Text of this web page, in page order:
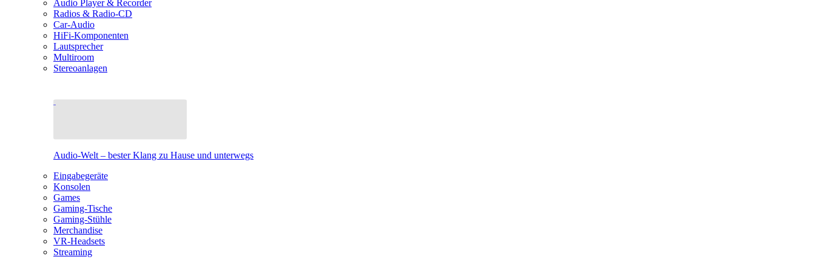
Audio Player & Recorder
Radios & Radio-CD
Car-Audio
HiFi-Komponenten
Lautsprecher
Multiroom
Stereoanlagen
Audio-Welt – bester Klang zu Hause und unterwegs
Eingabegeräte
Konsolen
Games
Gaming-Tische
Gaming-Stühle
Merchandise
VR-Headsets
Streaming